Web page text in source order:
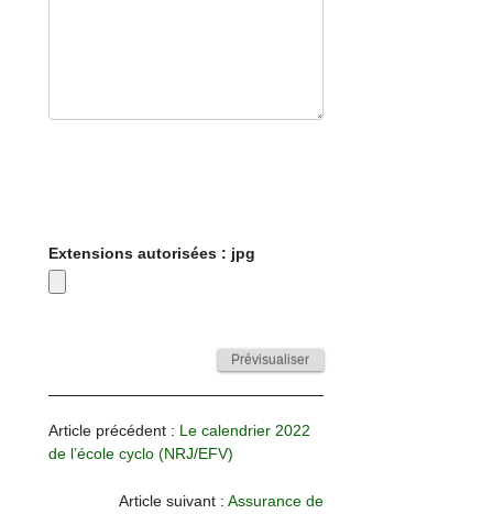
Extensions autorisées : jpg
Article précédent : Le calendrier 2022
de l’école cyclo (NRJ/EFV)
Article suivant : Assurance de